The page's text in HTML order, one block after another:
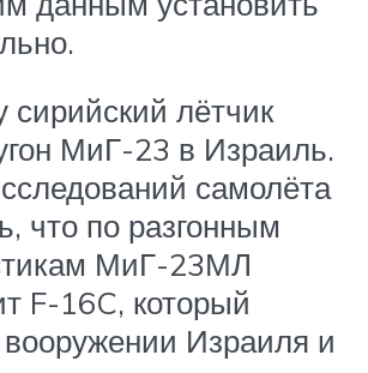
сирийский лётчик
МиГ-23 в Израиль.
самолёта
что по разгонным
МиГ-23МЛ
F-16C, который
вооружении Израиля и